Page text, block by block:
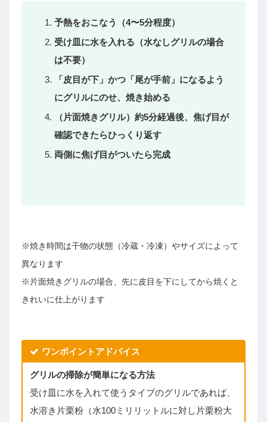
予熱をおこなう（4〜5分程度）
受け皿に水を入れる（水なしグリルの場合
は不要）
「皮目が下」かつ「尾が手前」になるよう
にグリルにのせ、焼き始める
（片面焼きグリル）約5分経過後、焦げ目が
確認できたらひっくり返す
両側に焦げ目がついたら完成
※焼き時間は干物の状態（冷蔵・冷凍）やサイズによって
異なります
※片面焼きグリルの場合、先に皮目を下にしてから焼くと
きれいに仕上がります
ワンポイントアドバイス
グリルの掃除が簡単になる方法
受け皿に水を入れて使うタイプのグリルであれば、
水溶き片栗粉（水100ミリリットルに対し片栗粉大